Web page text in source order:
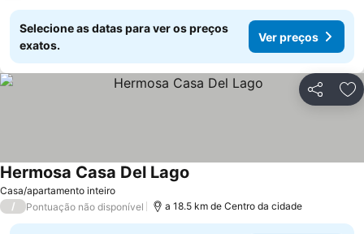
Selecione as datas para ver os preços
exatos.
Ver preços
Partilhar
Casa/apartamento inteiro
Hermosa Casa Del Lago
/ Pontuação não disponível a 18.5 km de Centro da cidade